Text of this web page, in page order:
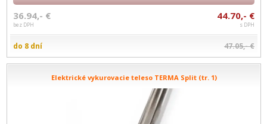
36.94,- €
bez DPH
44.70,- €
s DPH
do 8 dní 47.05,- €
Elektrické vykurovacie teleso TERMA Split (tr. 1)